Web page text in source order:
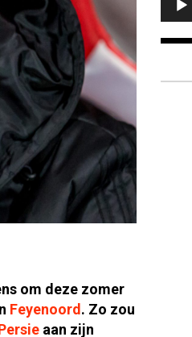
om deze zomer
Feyenoord. Zo zou
aan zijn